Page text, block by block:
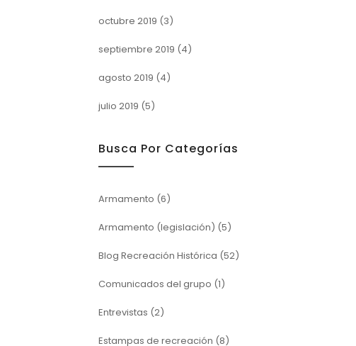
octubre 2019 (3)
septiembre 2019 (4)
agosto 2019 (4)
julio 2019 (5)
Busca Por Categorías
Armamento (6)
Armamento (legislación) (5)
Blog Recreación Histórica (52)
Comunicados del grupo (1)
Entrevistas (2)
Estampas de recreación (8)